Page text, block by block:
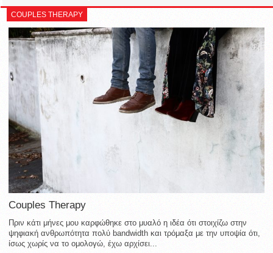
COUPLES THERAPY
Couples Therapy
Πριν κάτι μήνες μου καρφώθηκε στο μυαλό η ιδέα ότι στοιχίζω στην
ψηφιακή ανθρωπότητα πολύ bandwidth και τρόμαξα με την υποψία ότι,
ίσως χωρίς να το ομολογώ, έχω αρχίσει...